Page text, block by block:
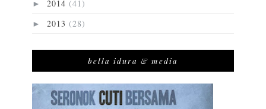
► 2014 (41)
► 2013 (28)
bella idura & media